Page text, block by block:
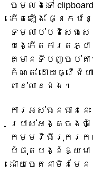
ចម្លងទៅ
កើតឡើង ផ្នែកបន្
ទម្លាប់បដិសេធសេ
បង្កើតការតភ្ជ
គ្មានទីបញ្ចប់ត
កំណត់ ដោយធ្វើជំ
ពាន់លានដង។
ការអស់ធនធាននេ
ប្រាស់អង្គចងចាំ
កម្មវិធីរុករក
បំផុតបង្ខំឱ្យមា
ដោយចេតនាមិនមែន